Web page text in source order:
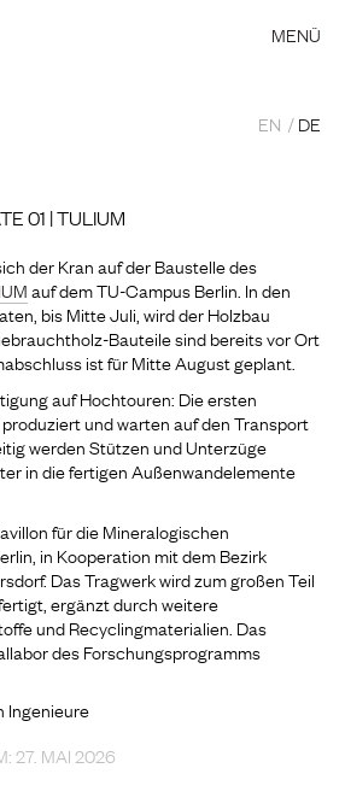
MENÜ
EN DE
01 | TULIUM
der Kran auf der Baustelle des
auf dem TU-Campus Berlin. In den
bis Mitte Juli, wird der Holzbau
Bauteile sind bereits vor Ort
ist für Mitte August geplant.
auf Hochtouren: Die ersten
und warten auf den Transport
werden Stützen und Unterzüge
in die fertigen Außenwandelemente
für die Mineralogischen
in Kooperation mit dem Bezirk
Das Tragwerk wird zum großen Teil
ergänzt durch weitere
und Recyclingmaterialien. Das
des Forschungsprogramms
Ingenieure
27. MAI 2026